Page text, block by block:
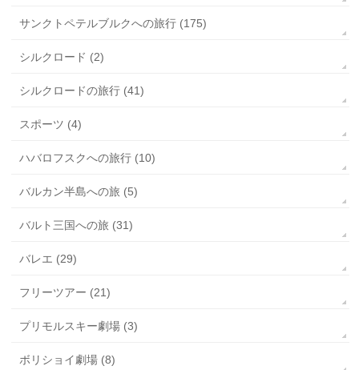
サンクトペテルブルクへの旅行 (175)
シルクロード (2)
シルクロードの旅行 (41)
スポーツ (4)
ハバロフスクへの旅行 (10)
バルカン半島への旅 (5)
バルト三国への旅 (31)
バレエ (29)
フリーツアー (21)
プリモルスキー劇場 (3)
ボリショイ劇場 (8)